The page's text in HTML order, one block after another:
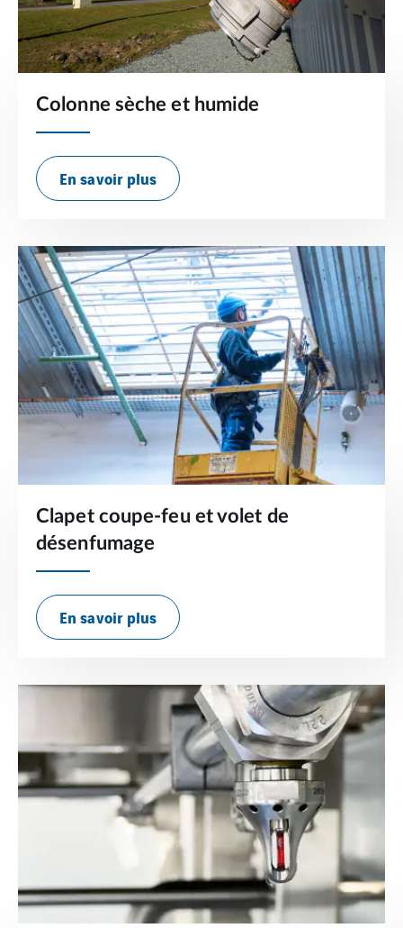
Colonne sèche et humide
En savoir plus
Clapet coupe-feu et volet de
désenfumage
En savoir plus